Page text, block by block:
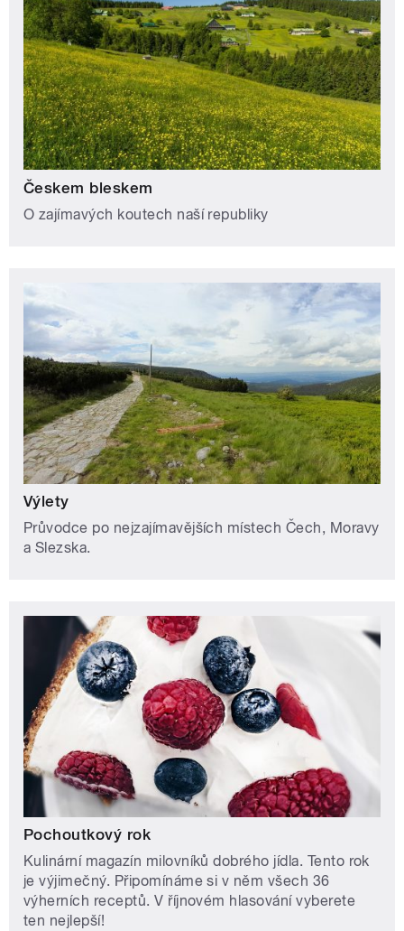
Českem bleskem
O zajímavých koutech naší republiky
Výlety
Průvodce po nejzajímavějších místech Čech, Moravy
a Slezska.
Pochoutkový rok
Kulinární magazín milovníků dobrého jídla. Tento rok
je výjimečný. Připomínáme si v něm všech 36
výherních receptů. V říjnovém hlasování vyberete
ten nejlepší!